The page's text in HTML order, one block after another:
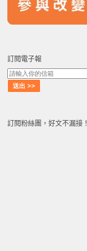
訂閱電子報
訂閱粉絲團，好文不漏接！